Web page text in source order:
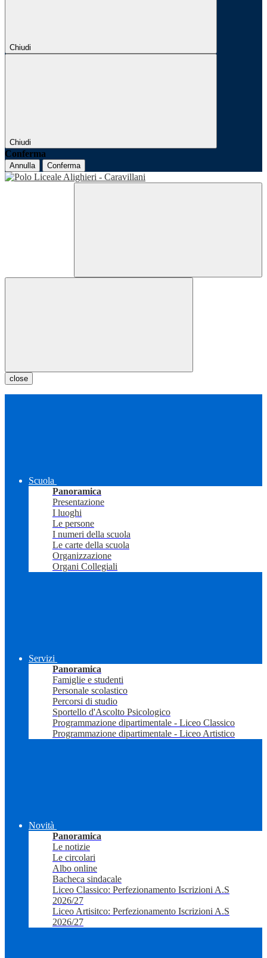
Chiudi
Chiudi
Conferma
Annulla Conferma
close
Scuola
Panoramica
Presentazione
I luoghi
Le persone
I numeri della scuola
Le carte della scuola
Organizzazione
Organi Collegiali
Servizi
Panoramica
Famiglie e studenti
Personale scolastico
Percorsi di studio
Sportello d'Ascolto Psicologico
Programmazione dipartimentale - Liceo Classico
Programmazione dipartimentale - Liceo Artistico
Novità
Panoramica
Le notizie
Le circolari
Albo online
Bacheca sindacale
Liceo Classico: Perfezionamento Iscrizioni A.S
2026/27
Liceo Artisitco: Perfezionamento Iscrizioni A.S
2026/27